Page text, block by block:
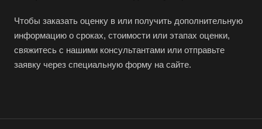
Чтобы заказать оценку в или получить дополнительную
информацию о сроках, стоимости или этапах оценки,
свяжитесь с нашими консультантами или отправьте
заявку через специальную форму на сайте.
Гай
Гатчина